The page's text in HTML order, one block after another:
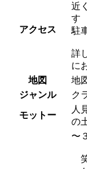
アクセス
近
す
駐
詳
に
地図
地
ジャンル
ク
モットー
人
の
〜